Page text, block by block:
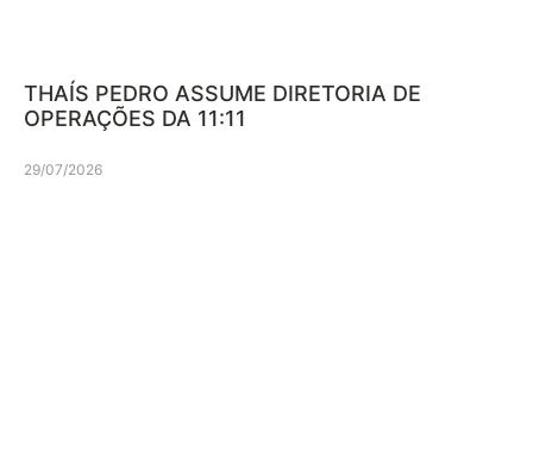
THAÍS PEDRO ASSUME DIRETORIA DE
OPERAÇÕES DA 11:11
29/07/2026